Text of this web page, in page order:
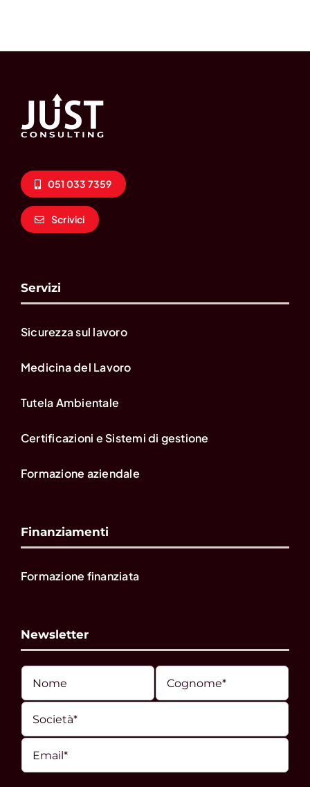
051 033 7359
Scrivici
Servizi
Sicurezza sul lavoro
Medicina del Lavoro
Tutela Ambientale
Certificazioni e Sistemi di gestione
Formazione aziendale
Finanziamenti
Formazione finanziata
Newsletter